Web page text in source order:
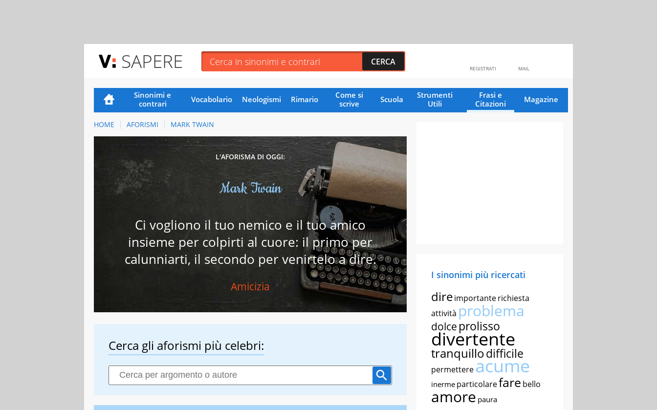
SAPERE MAIL
REGISTRATI
Sinonimi e
contrari
Vocabolario Neologismi Rimario
Come si
scrive
Scuola
Strumenti
Utili
Frasi e
Citazioni
Magazine
HOME AFORISMI MARK TWAIN
L'AFORISMA DI OGGI:
Mark Twain
Ci vogliono il tuo nemico e il tuo amico
insieme per colpirti al cuore: il primo per
calunniarti, il secondo per venirtelo a dire.
Amicizia
Cerca gli aforismi più celebri:
I sinonimi più ricercati
direimportanterichiesta
attività problema
dolce prolisso
divertente
tranquillodifficile
permettereacume
inerme particolarefare bello
amore paura